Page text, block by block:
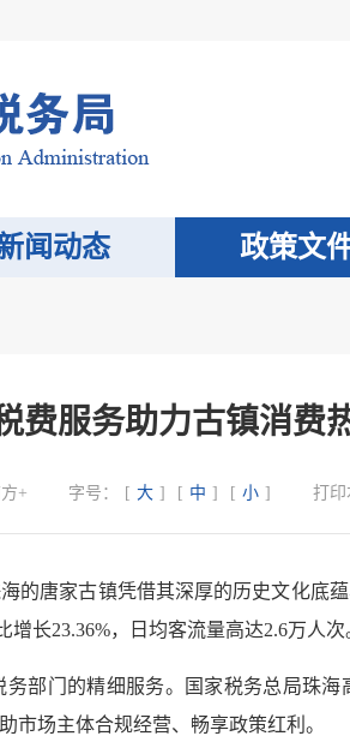
闻动态 政策文
费服务助力古镇消费
+ 字号： [ 大 ] [ 中 ] [ 小 ] 打印
的唐家古镇凭借其深厚的历史文化底
长23.36%，日均客流量高达2.6万人次
部门的精细服务。国家税务总局珠
市场主体合规经营、畅享政策红利。